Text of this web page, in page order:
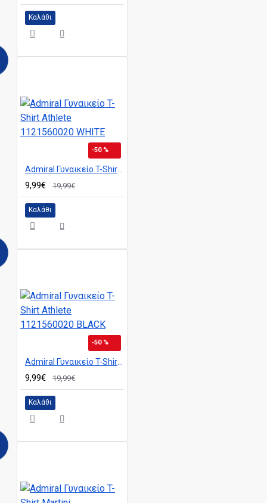
Καλάθι
-50 %
Admiral Γυναικείο T-Shirt Athlete 1121560020 WHITE
9,99€ 19,99€
Καλάθι
-50 %
Admiral Γυναικείο T-Shirt Athlete 1121560020 BLACK
9,99€ 19,99€
Καλάθι